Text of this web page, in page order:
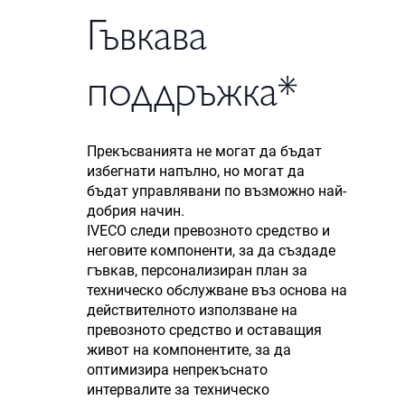
Гъвкава
поддръжка*
Прекъсванията не могат да бъдат
избегнати напълно, но могат да
бъдат управлявани по възможно най-
добрия начин.
IVECO следи превозното средство и
неговите компоненти, за да създаде
гъвкав, персонализиран план за
техническо обслужване въз основа на
действителното използване на
превозното средство и оставащия
живот на компонентите, за да
оптимизира непрекъснато
интервалите за техническо